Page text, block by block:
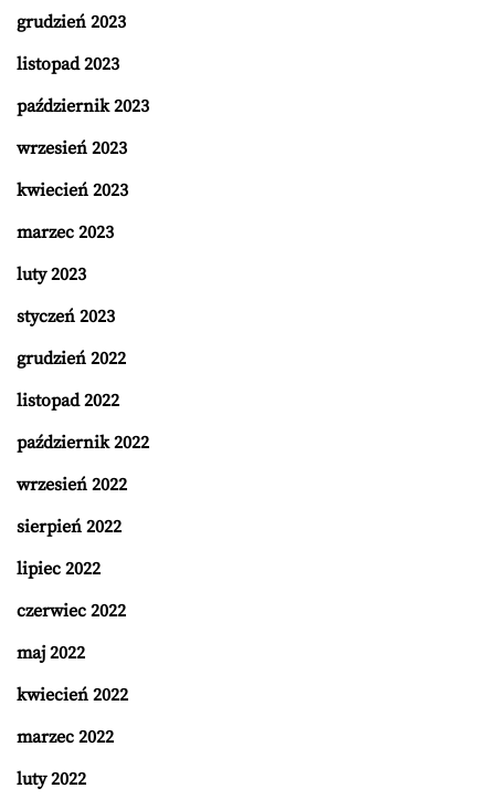
grudzień 2023
listopad 2023
październik 2023
wrzesień 2023
kwiecień 2023
marzec 2023
luty 2023
styczeń 2023
grudzień 2022
listopad 2022
październik 2022
wrzesień 2022
sierpień 2022
lipiec 2022
czerwiec 2022
maj 2022
kwiecień 2022
marzec 2022
luty 2022